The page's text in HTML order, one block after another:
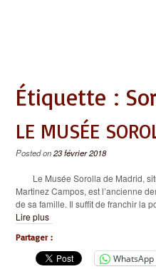
Étiquette :
LE MUSÉE
Posted on23 février 2018
Le Musée Sorolla de Madrid,
Martinez Campos, est l’ancienne
de sa famille. Il suffit de franchir la
Lire plus
Partager :
WhatsApp